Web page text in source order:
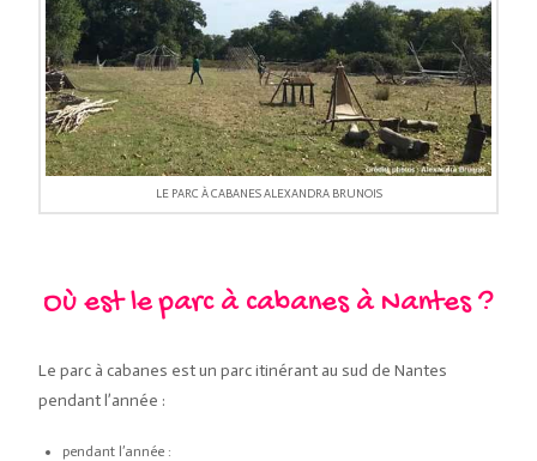
LE PARC À CABANES ALEXANDRA BRUNOIS
Où est le parc à cabanes à Nantes ?
Le parc à cabanes est un parc itinérant au sud de Nantes
pendant l’année :
pendant l’année :